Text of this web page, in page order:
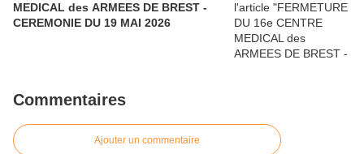
MEDICAL des ARMEES DE BREST -
CEREMONIE DU 19 MAI 2026
Commentaires
Ajouter un commentaire